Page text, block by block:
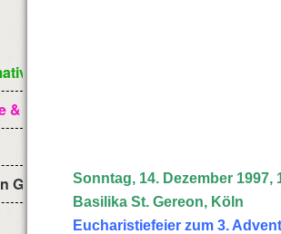
Co
Geistlichen ChorSonntag, 14. Dezember 1997,
Basilika St. Gereon, Köln
Eucharistiefeier zum 3.